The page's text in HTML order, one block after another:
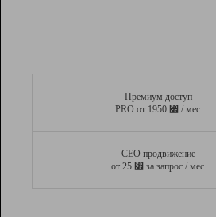
Премиум доступ
PRO от 1950 ⃏ / мес.
СЕО продвижение
от 25 ⃏ за запрос / мес.